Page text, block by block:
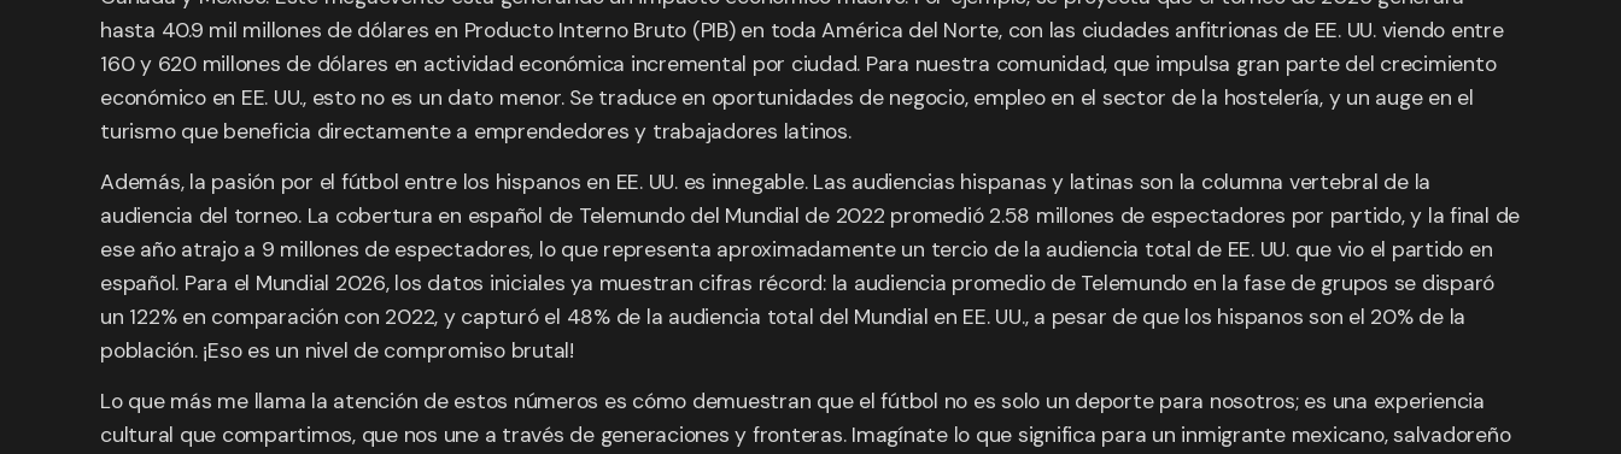
hasta 40.9 mil millones de dólares en Producto Interno Bruto (PIB) en toda América del Norte, con las ciudades anfitrionas de EE. UU. viendo entre
160 y 620 millones de dólares en actividad económica incremental por ciudad. Para nuestra comunidad, que impulsa gran parte del crecimiento
económico en EE. UU., esto no es un dato menor. Se traduce en oportunidades de negocio, empleo en el sector de la hostelería, y un auge en el
turismo que beneficia directamente a emprendedores y trabajadores latinos.
Además, la pasión por el fútbol entre los hispanos en EE. UU. es innegable. Las audiencias hispanas y latinas son la columna vertebral de la
audiencia del torneo. La cobertura en español de Telemundo del Mundial de 2022 promedió 2.58 millones de espectadores por partido, y la final de
ese año atrajo a 9 millones de espectadores, lo que representa aproximadamente un tercio de la audiencia total de EE. UU. que vio el partido en
español. Para el Mundial 2026, los datos iniciales ya muestran cifras récord: la audiencia promedio de Telemundo en la fase de grupos se disparó
un 122% en comparación con 2022, y capturó el 48% de la audiencia total del Mundial en EE. UU., a pesar de que los hispanos son el 20% de la
población. ¡Eso es un nivel de compromiso brutal!
Lo que más me llama la atención de estos números es cómo demuestran que el fútbol no es solo un deporte para nosotros; es una experiencia
cultural que compartimos, que nos une a través de generaciones y fronteras. Imagínate lo que significa para un inmigrante mexicano, salvadoreño